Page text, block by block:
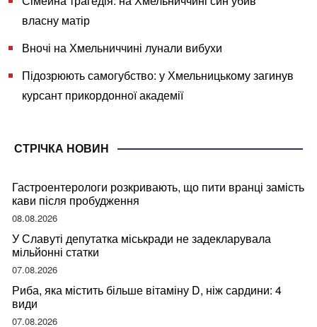
власну матір
Вночі на Хмельниччині лунали вибухи
Підозрюють самогубство: у Хмельницькому загинув
курсант прикордонної академії
СТРІЧКА НОВИН
Гастроентерологи розкривають, що пити вранці замість
кави після пробудження
08.08.2026
У Славуті депутатка міськради не задекларувала
мільйонні статки
07.08.2026
Риба, яка містить більше вітаміну D, ніж сардини: 4
види
07.08.2026